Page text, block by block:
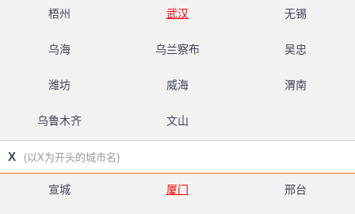
梧州 武汉 无锡
乌海 乌兰察布 吴忠
潍坊 威海 渭南
乌鲁木齐 文山
X (以X为开头的城市名)
宣城 厦门 邢台